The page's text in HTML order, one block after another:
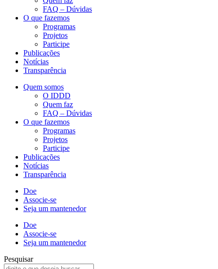
FAQ – Dúvidas
O que fazemos
Programas
Projetos
Participe
Publicações
Notícias
Transparência
Quem somos
O IDDD
Quem faz
FAQ – Dúvidas
O que fazemos
Programas
Projetos
Participe
Publicações
Notícias
Transparência
Doe
Associe-se
Seja um mantenedor
Doe
Associe-se
Seja um mantenedor
Pesquisar